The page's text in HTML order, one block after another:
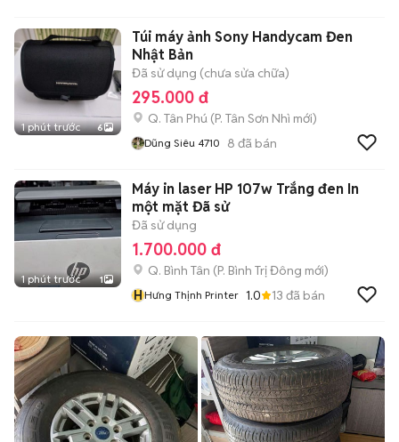
1 phút trước 6
Túi máy ảnh Sony Handycam Đen
Nhật Bản
Đã sử dụng (chưa sửa chữa)
295.000 đ
Q. Tân Phú (P. Tân Sơn Nhì mới)
Dũng Siêu 4710 8 đã bán
1 phút trước 1
Máy in laser HP 107w Trắng đen In
một mặt Đã sử
Đã sử dụng
1.700.000 đ
Q. Bình Tân (P. Bình Trị Đông mới)
HHưng Thịnh Printer 1.0 13 đã bán